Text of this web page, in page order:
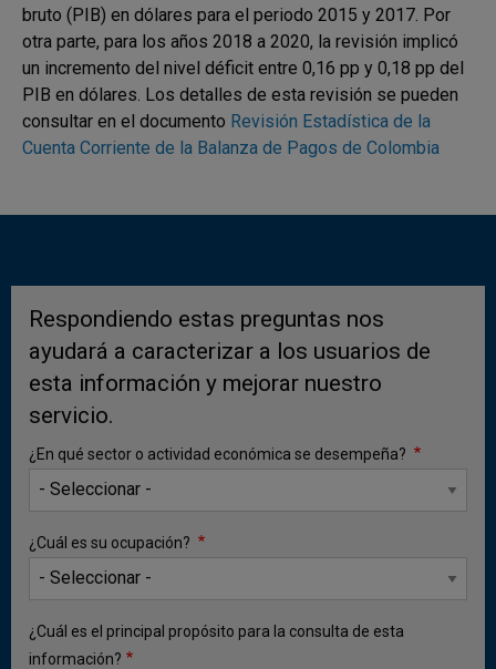
Con respecto al primer trimestre del año 2024, el
déficit corriente del primer trimestre del 2025 es mayor
en USD 346 m (0,3 pp. del PIB), comportamiento que
se explica principalmente por la ampliación en el déficit
comercial de bienes y la reducción del superávit en la
balanza comercial de servicios. Estos resultados
en los ingresos netos por transferencias corrientes y
bruto (PIB) en dólares para el periodo 2015 y 2017. Por
otra parte, para los años 2018 a 2020, la revisión implicó
un incremento del nivel déficit entre 0,16 pp y 0,18 pp del
PIB en dólares. Los detalles de esta revisión se pueden
consultar en el documento Revisión Estadística de la
Cuenta Corriente de la Balanza de Pagos de Colombia
Respondiendo estas preguntas nos
ayudará a caracterizar a los usuarios de
esta información y mejorar nuestro
servicio.
¿En qué sector o actividad económica se desempeña?
¿Cuál es su ocupación?
¿Cuál es el principal propósito para la consulta de esta
información?